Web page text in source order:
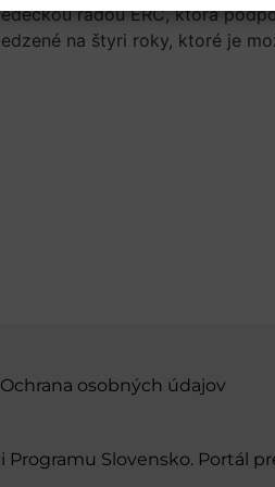
radou ERC, ktorá
na štyri roky, ktoré je
Ochrana osobných údajov
Slovensko. Portál